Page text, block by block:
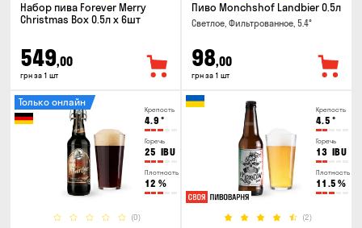
Набор пива Forever Merry
Christmas Box 0.5л x 6шт
549,00
грн за 1 шт
Пиво Monchshof Landbier 0.5л
Светлое, Фильтрованное, 5.4°
98,00
грн за 1 шт
Крепость
4.9 °
Горечь
25 IBU
Плотность
12 %
(0)
Только онлайн
Крепость
4.5 °
Горечь
13 IBU
Плотность
11.5 %
(2)